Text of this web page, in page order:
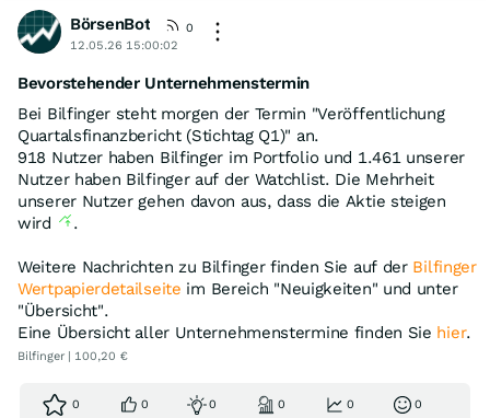
BörsenBot
0
12.05.26 15:00:02
Bevorstehender Unternehmenstermin
Bei Bilfinger steht morgen der Termin "Veröffentlichung
Quartalsfinanzbericht (Stichtag Q1)" an.
918 Nutzer haben Bilfinger im Portfolio und 1.461 unserer
Nutzer haben Bilfinger auf der Watchlist. Die Mehrheit
unserer Nutzer gehen davon aus, dass die Aktie steigen
wird
.
Weitere Nachrichten zu Bilfinger finden Sie auf der Bilfinger
Wertpapierdetailseite im Bereich "Neuigkeiten" und unter
"Übersicht".
Eine Übersicht aller Unternehmenstermine finden Sie hier.
Bilfinger | 100,20 €
0 0 0 0 0 0